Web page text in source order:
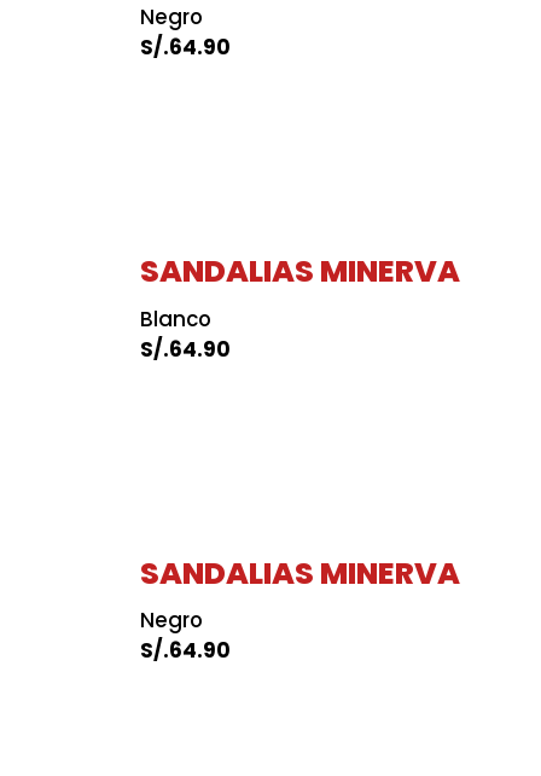
Negro
S/.64.90
SANDALIAS MINERVA
Blanco
S/.64.90
SANDALIAS MINERVA
Negro
S/.64.90